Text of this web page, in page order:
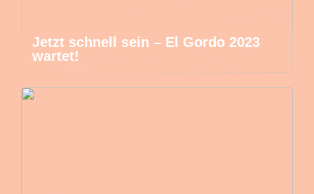
Jetzt schnell sein – El Gordo 2023
wartet!